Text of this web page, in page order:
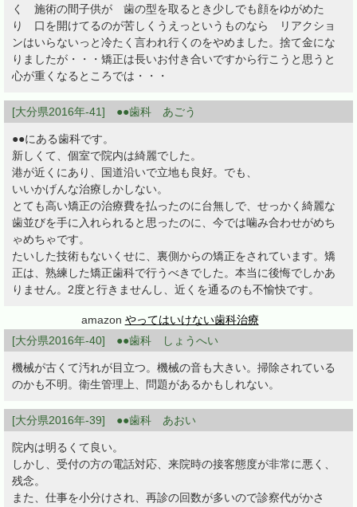
く 施術の間子供が 歯の型を取るとき少しでも顔をゆがめた
り 口を開けてるのが苦しくうえっというものなら リアクショ
ンはいらないっと冷たく言われ行くのをやめました。捨て金にな
りましたが・・・矯正は長いお付き合いですから行こうと思うと
心が重くなるところでは・・・
[大分県2016年-41] ●●歯科 あごう
●●にある歯科です。
新しくて、個室で院内は綺麗でした。
港が近くにあり、国道沿いで立地も良好。でも、
いいかげんな治療しかしない。
とても高い矯正の治療費を払ったのに台無しで、せっかく綺麗な
歯並びを手に入れられると思ったのに、今では噛み合わせがめち
ゃめちゃです。
たいした技術もないくせに、裏側からの矯正をされています。矯
正は、熟練した矯正歯科で行うべきでした。本当に後悔でしかあ
りません。2度と行きませんし、近くを通るのも不愉快です。
amazon やってはいけない歯科治療
[大分県2016年-40] ●●歯科 しょうへい
機械が古くて汚れが目立つ。機械の音も大きい。掃除されている
のかも不明。衛生管理上、問題があるかもしれない。
[大分県2016年-39] ●●歯科 あおい
院内は明るくて良い。
しかし、受付の方の電話対応、来院時の接客態度が非常に悪く、
残念。
また、仕事を小分けされ、再診の回数が多いので診察代がかさ